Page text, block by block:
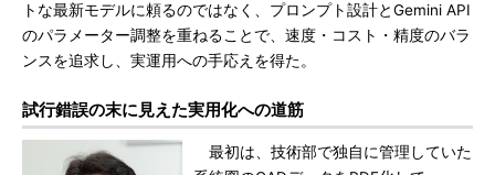
トな最新モデルに頼るのではなく、プロンプト設計とGemini API
のパラメーター調整を重ねることで、速度・コスト・精度のバラ
ンスを追求し、実運用への手応えを得た。
試行錯誤の末に見えた実用化への道筋
最初は、技術部で独自に管理していた